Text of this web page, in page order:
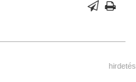
hirdetés